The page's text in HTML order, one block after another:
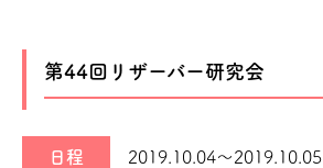
第44回リザーバー研究会
日程 2019.10.04～2019.10.05